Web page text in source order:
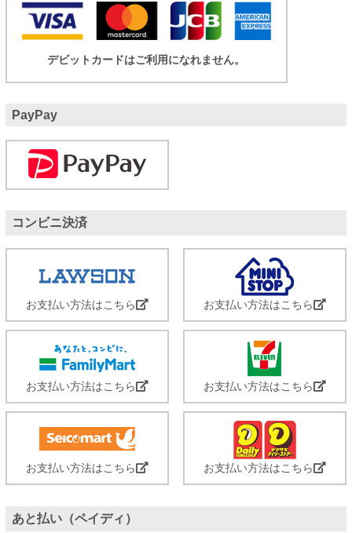
デビットカードはご利用になれません。
PayPay
コンビニ決済
お支払い方法はこちら お支払い方法はこちら
お支払い方法はこちら お支払い方法はこちら
お支払い方法はこちら お支払い方法はこちら
あと払い（ペイディ）